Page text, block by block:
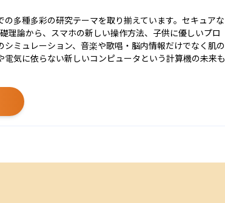
多種多彩の研究テーマを取り揃えています。セキュアな
理論から、スマホの新しい操作方法、子供に優しいプロ
ミュレーション、音楽や歌唱・脳内情報だけでなく肌の
気に依らない新しいコンピュータという計算機の未来も